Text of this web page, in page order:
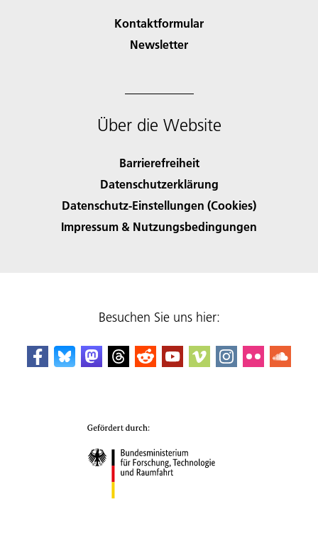
Kontaktformular
Newsletter
Über die Website
Barrierefreiheit
Datenschutzerklärung
Datenschutz-Einstellungen (Cookies)
Impressum & Nutzungsbedingungen
Besuchen Sie uns hier: